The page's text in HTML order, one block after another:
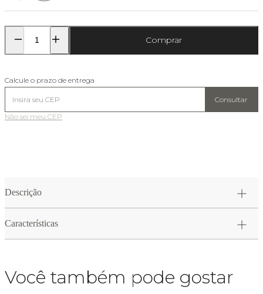
Comprar
Calcule o prazo de entrega
Consultar
Não sei meu CEP
Descrição
Características
Você também pode gostar